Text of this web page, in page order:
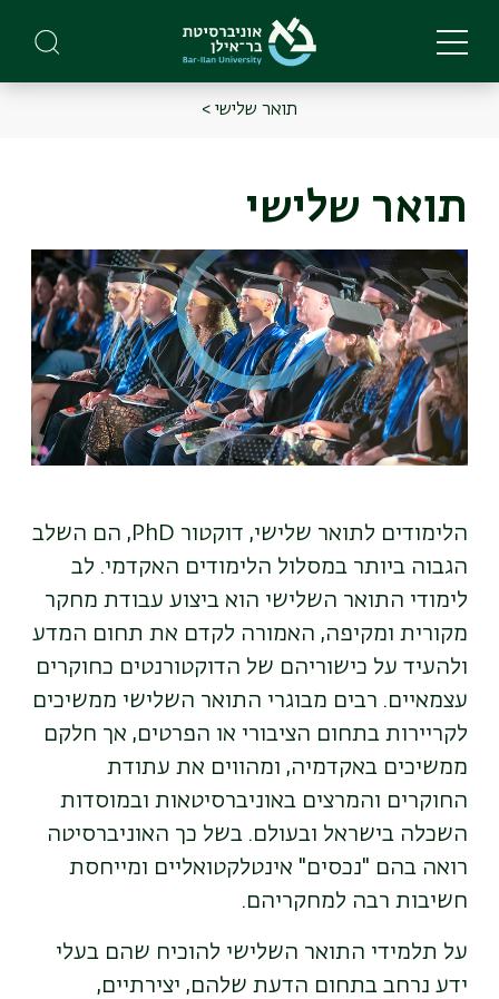
main
תואר שלישי >
תואר שלישי
הלימודים לתואר שלישי, דוקטור PhD , הם השלב
הגבוה ביותר במסלול הלימודים האקדמי. לב
לימודי התואר השלישי הוא ביצוע עבודת מחקר
מקורית ומקיפה, האמורה לקדם את תחום המדע
ולהעיד על כישוריהם של הדוקטורנטים כחוקרים
עצמאיים. רבים מבוגרי התואר השלישי ממשיכים
לקריירות בתחום הציבורי או הפרטים, אך חלקם
ממשיכים באקדמיה, ומהווים את עתודת
החוקרים והמרצים באוניברסיטאות ובמוסדות
השכלה בישראל ובעולם. בשל כך האוניברסיטה
רואה בהם "נכסים" אינטלקטואליים ומייחסת
חשיבות רבה למחקריהם.
על תלמידי התואר השלישי להוכיח שהם בעלי
ידע נרחב בתחום הדעת שלהם, יצירתיים,